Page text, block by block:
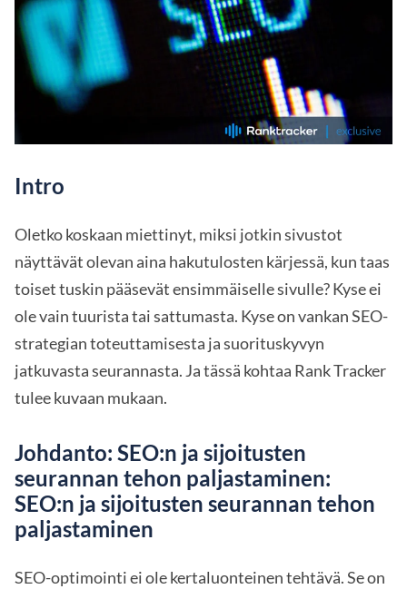
Intro
Oletko koskaan miettinyt, miksi jotkin sivustot
näyttävät olevan aina hakutulosten kärjessä, kun taas
toiset tuskin pääsevät ensimmäiselle sivulle? Kyse ei
ole vain tuurista tai sattumasta. Kyse on vankan SEO-
strategian toteuttamisesta ja suorituskyvyn
jatkuvasta seurannasta. Ja tässä kohtaa Rank Tracker
tulee kuvaan mukaan.
Johdanto: SEO:n ja sijoitusten
seurannan tehon paljastaminen:
SEO:n ja sijoitusten seurannan tehon
paljastaminen
SEO-optimointi ei ole kertaluonteinen tehtävä. Se on